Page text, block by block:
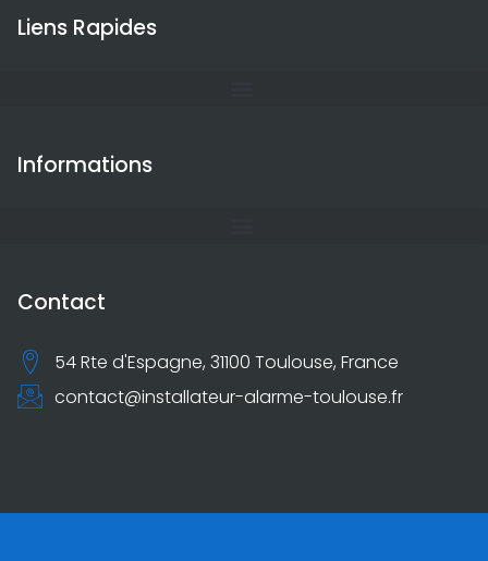
Liens Rapides
Informations
Contact
54 Rte d'Espagne, 31100 Toulouse, France
contact@installateur-alarme-toulouse.fr